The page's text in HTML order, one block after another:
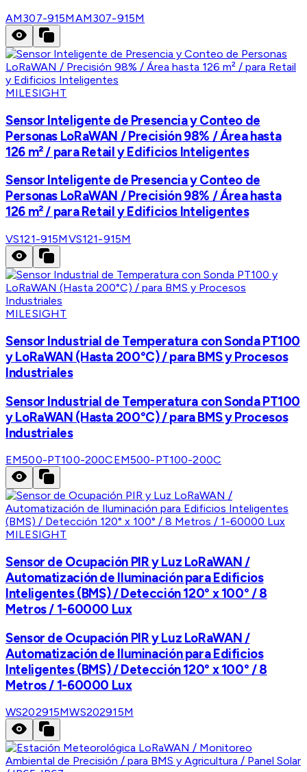
AM307-915MAM307-915M
MILESIGHT
Sensor Inteligente de Presencia y Conteo de
Personas LoRaWAN / Precisión 98% / Área hasta
126 m² / para Retail y Edificios Inteligentes
Sensor Inteligente de Presencia y Conteo de
Personas LoRaWAN / Precisión 98% / Área hasta
126 m² / para Retail y Edificios Inteligentes
VS121-915MVS121-915M
MILESIGHT
Sensor Industrial de Temperatura con Sonda PT100
y LoRaWAN (Hasta 200°C) / para BMS y Procesos
Industriales
Sensor Industrial de Temperatura con Sonda PT100
y LoRaWAN (Hasta 200°C) / para BMS y Procesos
Industriales
EM500-PT100-200CEM500-PT100-200C
MILESIGHT
Sensor de Ocupación PIR y Luz LoRaWAN /
Automatización de Iluminación para Edificios
Inteligentes (BMS) / Detección 120° x 100° / 8
Metros / 1-60000 Lux
Sensor de Ocupación PIR y Luz LoRaWAN /
Automatización de Iluminación para Edificios
Inteligentes (BMS) / Detección 120° x 100° / 8
Metros / 1-60000 Lux
WS202915MWS202915M